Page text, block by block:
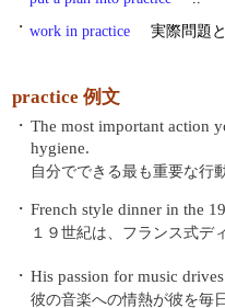
・ work in practice 実際問題
practice 例文
・ The most important action
hygiene.
自分でできる最も重要な行
・ French style dinner in the
１９世紀は、フランス式デ
・ His passion for music
彼の音楽への情熱が彼を毎